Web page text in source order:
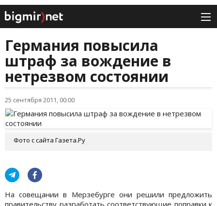
Германия повысила
штраф за вождение в
нетрезвом состоянии
25 сентября 2011, 00:00
Фото с сайта Газета.Ру
На совещании в Мерзебурге они решили предложить